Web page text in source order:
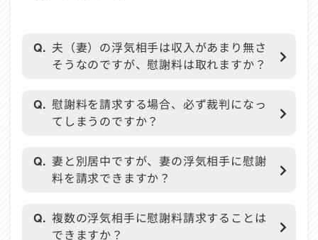
Q. 夫（妻）の浮気相手は収入があまり無さ
そうなのですが、慰謝料は取れますか？
Q. 慰謝料を請求する場合、必ず裁判になっ
てしまうのですか？
Q. 妻と別居中ですが、妻の浮気相手に慰謝
料を請求できますか？
Q. 複数の浮気相手に慰謝料請求することは
できますか？